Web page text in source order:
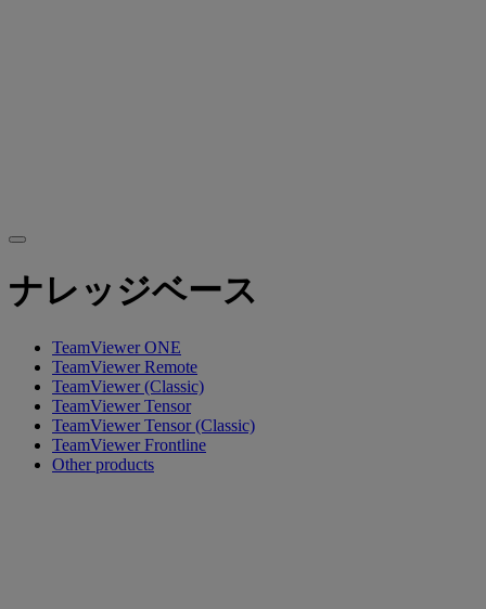
ナレッジベース
TeamViewer ONE
TeamViewer Remote
TeamViewer (Classic)
TeamViewer Tensor
TeamViewer Tensor (Classic)
TeamViewer Frontline
Other products